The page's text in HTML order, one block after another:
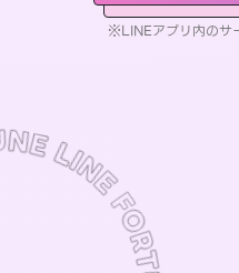
※LINEアプリ内のサ